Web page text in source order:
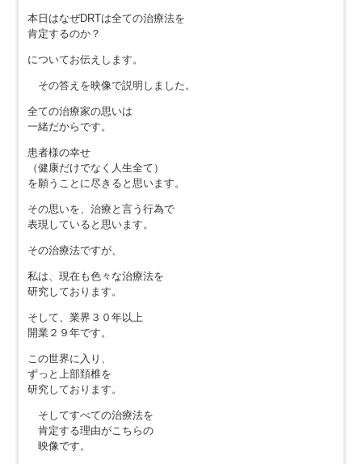
本日はなぜDRTは全ての治療法を
肯定するのか？
についてお伝えします。
その答えを映像で説明しました。
全ての治療家の思いは
一緒だからです。
患者様の幸せ
（健康だけでなく人生全て）
を願うことに尽きると思います。
その思いを、治療と言う行為で
表現していると思います。
その治療法ですが、
私は、現在も色々な治療法を
研究しております。
そして、業界３０年以上
開業２９年です。
この世界に入り、
ずっと上部頚椎を
研究しております。
そしてすべての治療法を
肯定する理由がこちらの
映像です。